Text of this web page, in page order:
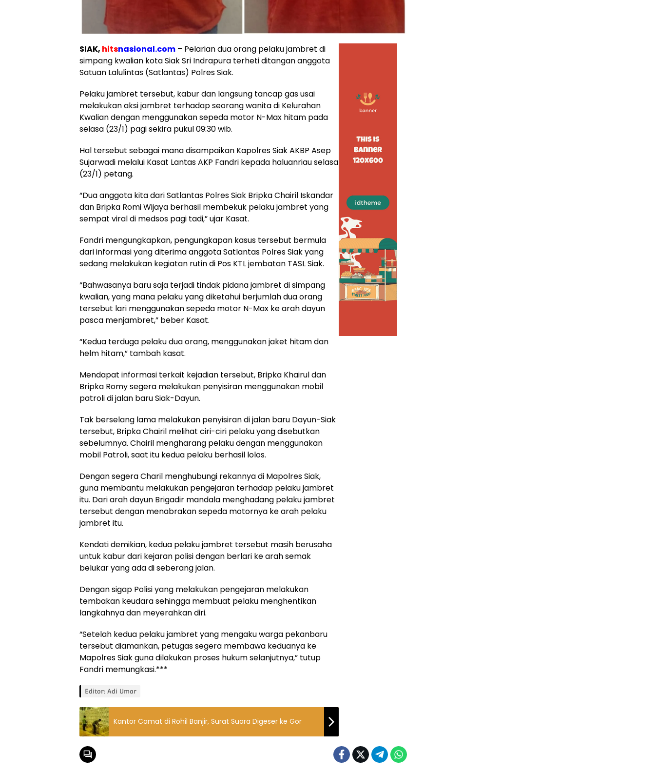
SIAK, hitsnasional.com – Pelarian dua orang pelaku jambret di
simpang kwalian kota Siak Sri Indrapura terheti ditangan anggota
Satuan Lalulintas (Satlantas) Polres Siak.
Pelaku jambret tersebut, kabur dan langsung tancap gas usai
melakukan aksi jambret terhadap seorang wanita di Kelurahan
Kwalian dengan menggunakan sepeda motor N-Max hitam pada
selasa (23/1) pagi sekira pukul 09:30 wib.
Hal tersebut sebagai mana disampaikan Kapolres Siak AKBP Asep
Sujarwadi melalui Kasat Lantas AKP Fandri kepada haluanriau selasa
(23/1) petang.
“Dua anggota kita dari Satlantas Polres Siak Bripka Chairil Iskandar
dan Bripka Romi Wijaya berhasil membekuk pelaku jambret yang
sempat viral di medsos pagi tadi,” ujar Kasat.
Fandri mengungkapkan, pengungkapan kasus tersebut bermula
dari informasi yang diterima anggota Satlantas Polres Siak yang
sedang melakukan kegiatan rutin di Pos KTL jembatan TASL Siak.
“Bahwasanya baru saja terjadi tindak pidana jambret di simpang
kwalian, yang mana pelaku yang diketahui berjumlah dua orang
tersebut lari menggunakan sepeda motor N-Max ke arah dayun
pasca menjambret,” beber Kasat.
“Kedua terduga pelaku dua orang, menggunakan jaket hitam dan
helm hitam,” tambah kasat.
Mendapat informasi terkait kejadian tersebut, Bripka Khairul dan
Bripka Romy segera melakukan penyisiran menggunakan mobil
patroli di jalan baru Siak-Dayun.
Tak berselang lama melakukan penyisiran di jalan baru Dayun-Siak
tersebut, Bripka Chairil melihat ciri-ciri pelaku yang disebutkan
sebelumnya. Chairil mengharang pelaku dengan menggunakan
mobil Patroli, saat itu kedua pelaku berhasil lolos.
Dengan segera Charil menghubungi rekannya di Mapolres Siak,
guna membantu melakukan pengejaran terhadap pelaku jambret
itu. Dari arah dayun Brigadir mandala menghadang pelaku jambret
tersebut dengan menabrakan sepeda motornya ke arah pelaku
jambret itu.
Kendati demikian, kedua pelaku jambret tersebut masih berusaha
untuk kabur dari kejaran polisi dengan berlari ke arah semak
belukar yang ada di seberang jalan.
Dengan sigap Polisi yang melakukan pengejaran melakukan
tembakan keudara sehingga membuat pelaku menghentikan
langkahnya dan meyerahkan diri.
“Setelah kedua pelaku jambret yang mengaku warga pekanbaru
tersebut diamankan, petugas segera membawa keduanya ke
Mapolres Siak guna dilakukan proses hukum selanjutnya,” tutup
Fandri memungkasi.***
Editor: Adi Umar
Kantor Camat di Rohil Banjir, Surat Suara Digeser ke Gor